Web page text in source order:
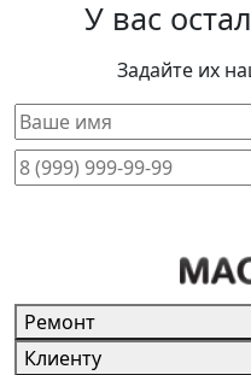
У вас
Задайте их
Ремонт
Клиенту